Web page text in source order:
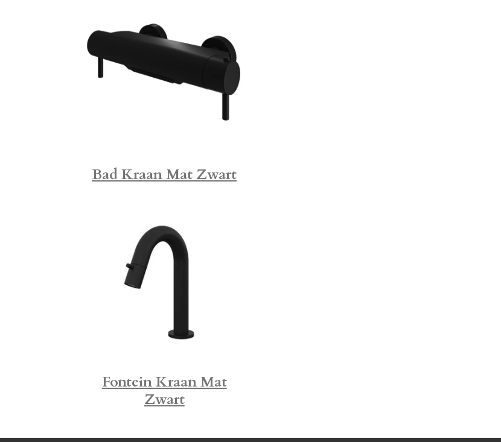
Bad Kraan Mat Zwart
Fontein Kraan Mat
Zwart